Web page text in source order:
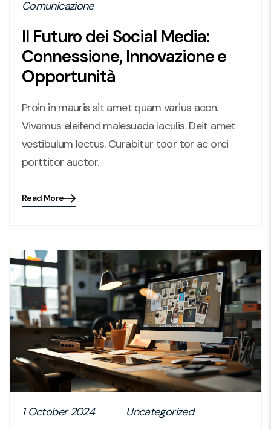
Comunicazione
Il Futuro dei Social Media:
Connessione, Innovazione e
Opportunità
Proin in mauris sit amet quam varius accn.
Vivamus eleifend malesuada iaculis. Deit amet
vestibulum lectus. Curabitur toor tor ac orci
porttitor auctor.
Blog
Read More
1 October 2024 Uncategorized